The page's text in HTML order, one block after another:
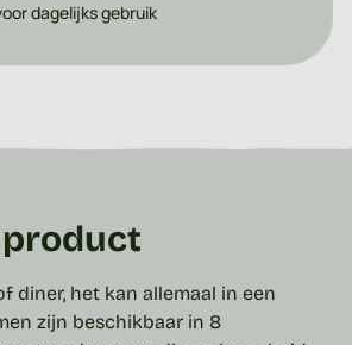
dagelijks gebruik
diner, het kan allemaal in een
zijn beschikbaar in 8